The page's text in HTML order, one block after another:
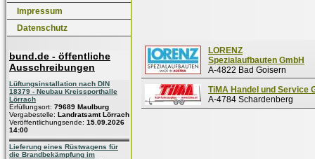
Impressum
Datenschutz
bund.de - öffentliche
Ausschreibungen
Lüftungsinstallation nach DIN
18379 - Neubau Kreissporthalle
Lörrach
Erfüllungsort: 79689 Maulburg
Vergabestelle: Landratsamt Lörrach
Veröffentlichungsende: 15.09.2026
14:00
Lieferung eines Rüstwagens für
die Brandbekämpfung im
LORENZ
Spezialaufbauten GmbH
A-4822 Bad Goisern
TiMA Handel und Service
A-4784 Schardenberg